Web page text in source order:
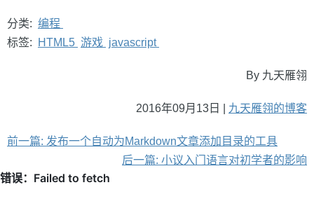
分类: 编程
标签:
HTML5 游戏 javascript
By 九天雁翎
2016年09月13日 | 九天雁翎的博客
前一篇: 发布一个自动为Markdown文章添加目录的工具
后一篇: 小议入门语言对初学者的影响